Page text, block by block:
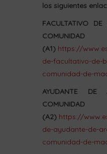
los siguientes
FACULTATIVO
(A1) https://
de-facultativo-de-
comunidad-de-
AYUDANTE DE
(A2) https://
de-ayudante-de-
comunidad-de-